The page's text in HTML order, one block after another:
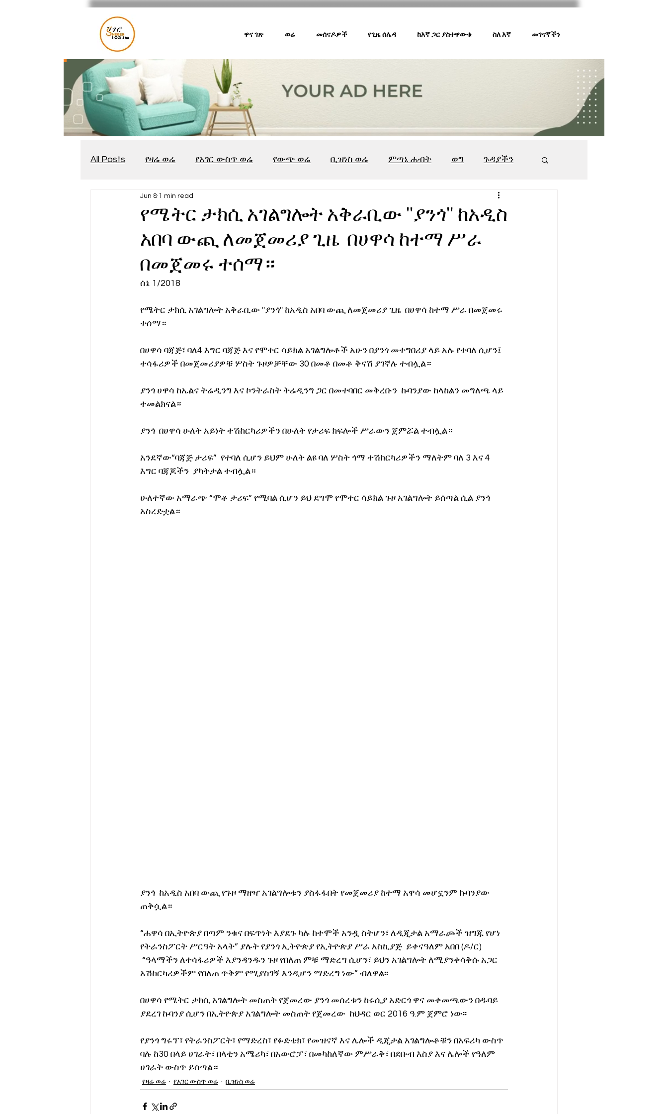
ዋና ገጽ ወሬ መሰናዶዎች የጊዜ ሰሌዳ ከእኛ ጋር ያስተዋውቁ ስለ እኛ መገናኛችን
All Posts የዛሬ ወሬ የአገር ውስጥ ወሬ የውጭ ወሬ ቢዝነስ ወሬ ምጣኔ ሐብት ወግ ጉዳያችን
የጨዋታ እንግዳ 547
የሀኪምዎ መልዕክት ባዮቴክኖሎጂ
የሜትር ታክሲ አገልግሎት አቅራቢው ''ያንጎ'' ከአዲስ
አበባ ውጪ ለመጀመሪያ ጊዜ በሀዋሳ ከተማ ሥራ
በመጀመሩ ተሰማ።
Jun 8 1 min read
ሰኔ 1/2018
የሜትር ታክሲ አገልግሎት አቅራቢው ''ያንጎ'' ከአዲስ አበባ ውጪ ለመጀመሪያ ጊዜ  በሀዋሳ ከተማ ሥራ በመጀመሩ
ተሰማ።
በሀዋሳ ባጃጅ፣ ባለ4 እግር ባጃጅ እና የሞተር ሳይክል አገልግሎቶች አሁን በያንጎ መተግበሪያ ላይ አሉ የተባለ ሲሆን፤
ተሳፋሪዎች በመጀመሪያዎቹ ሦስት ጉዞዎቻቸው 30 በመቶ በመቶ ቅናሽ ያገኛሉ ተብሏል።
ያንጎ ሀዋሳ ከኤልና ትሬዲንግ እና ኮንትራስት ትሬዲንግ ጋር በመተባበር መቅረቡን  ኩባንያው ከላከልን መግለጫ ላይ
ተመልክናል።
ያንጎ  በሀዋሳ ሁለት አይነት ተሽከርካሪዎችን በሁለት የታሪፍ ክፍሎች ሥራውን ጀምሯል ተብሏል።
አንደኛው“ባጃጅ ታሪፍ”  የተባለ ሲሆን ይህም ሁለት ልዩ ባለ ሦስት ጎማ ተሽከርካሪዎችን ማለትም ባለ 3 እና 4
እግር ባጃጆችን  ያካትታል ተብሏል።
ሁለተኛው አማራጭ “ሞቶ ታሪፍ” የሚባል ሲሆን ይህ ደግሞ የሞተር ሳይክል ጉዞ አገልግሎት ይሰጣል ሲል ያንጎ
አስረድቷል።
ያንጎ  ከአዲስ አበባ ውጪ የጉዞ ማዘዣ አገልግሎቱን ያስፋፋበት የመጀመሪያ ከተማ አዋሳ መሆኗንም ኩባንያው
ጠቅሷል።
“ሐዋሳ በኢትዮጵያ በጣም ንቁና በፍጥነት እያደጉ ካሉ ከተሞች አንዷ ስትሆን፣ ለዲጂታል አማራጮች ዝግጁ የሆነ
የትራንስፖርት ሥርዓት አላት” ያሉት የያንጎ ኢትዮጵያ የኢትዮጵያ ሥራ አስኪያጅ  ይቀናዓለም አበበ (ዶ/ር)
“ዓላማችን ለተሳፋሪዎች እያንዳንዱን ጉዞ የበለጠ ምቹ ማድረግ ሲሆን፣ ይህን አገልግሎት ለሚያንቀሳቅሱ አጋር
አሽከርካሪዎችም የበለጠ ጥቅም የሚያስገኝ እንዲሆን ማድረግ ነው” ብለዋል፡፡
በሀዋሳ የሜትር ታክሲ አገልግሎት መስጠት የጀመረው ያንጎ መሰረቱን ከሩሲያ አድርጎ ዋና መቀመጫውን በዱባይ
ያደረገ ኩባንያ ሲሆን በኢትዮጵያ አገልግሎት መስጠት የጀመረው  ከህዳር ወር 2016 ዓ.ም ጀምሮ ነው፡፡
የያንጎ ግሩፕ፣ የትራንስፖርት፣ የማድረስ፣ የፉድቴክ፣ የመዝናኛ እና ሌሎች ዲጂታል አገልግሎቶቹን በአፍሪካ ውስጥ
ባሉ ከ30 በላይ ሀገራት፣ በላቲን አሜሪካ፣ በአውሮፓ፣ በመካከለኛው ምሥራቅ፣ በደቡብ እስያ እና ሌሎች የዓለም
ሀገራት ውስጥ ይሰጣል።
የዛሬ ወሬ የአገር ውስጥ ወሬ ቢዝነስ ወሬ